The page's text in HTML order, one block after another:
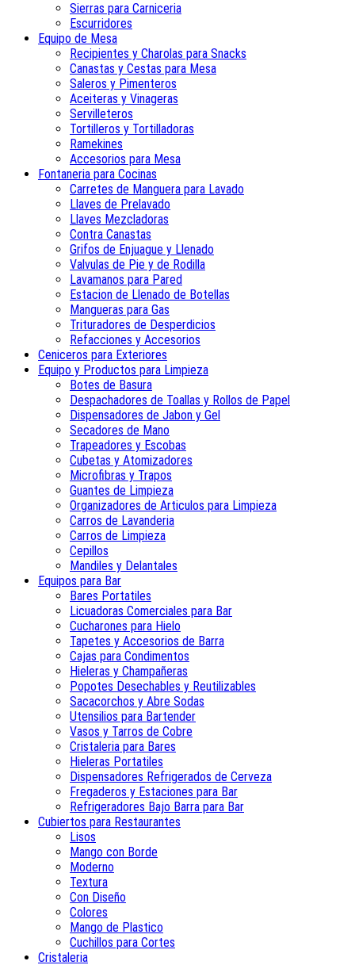
Sierras para Carniceria
Escurridores
Equipo de Mesa
Recipientes y Charolas para Snacks
Canastas y Cestas para Mesa
Saleros y Pimenteros
Aceiteras y Vinageras
Servilleteros
Tortilleros y Tortilladoras
Ramekines
Accesorios para Mesa
Fontaneria para Cocinas
Carretes de Manguera para Lavado
Llaves de Prelavado
Llaves Mezcladoras
Contra Canastas
Grifos de Enjuague y Llenado
Valvulas de Pie y de Rodilla
Lavamanos para Pared
Estacion de Llenado de Botellas
Mangueras para Gas
Trituradores de Desperdicios
Refacciones y Accesorios
Ceniceros para Exteriores
Equipo y Productos para Limpieza
Botes de Basura
Despachadores de Toallas y Rollos de Papel
Dispensadores de Jabon y Gel
Secadores de Mano
Trapeadores y Escobas
Cubetas y Atomizadores
Microfibras y Trapos
Guantes de Limpieza
Organizadores de Articulos para Limpieza
Carros de Lavanderia
Carros de Limpieza
Cepillos
Mandiles y Delantales
Equipos para Bar
Bares Portatiles
Licuadoras Comerciales para Bar
Cucharones para Hielo
Tapetes y Accesorios de Barra
Cajas para Condimentos
Hieleras y Champañeras
Popotes Desechables y Reutilizables
Sacacorchos y Abre Sodas
Utensilios para Bartender
Vasos y Tarros de Cobre
Cristaleria para Bares
Hieleras Portatiles
Dispensadores Refrigerados de Cerveza
Fregaderos y Estaciones para Bar
Refrigeradores Bajo Barra para Bar
Cubiertos para Restaurantes
Lisos
Mango con Borde
Moderno
Textura
Con Diseño
Colores
Mango de Plastico
Cuchillos para Cortes
Cristaleria